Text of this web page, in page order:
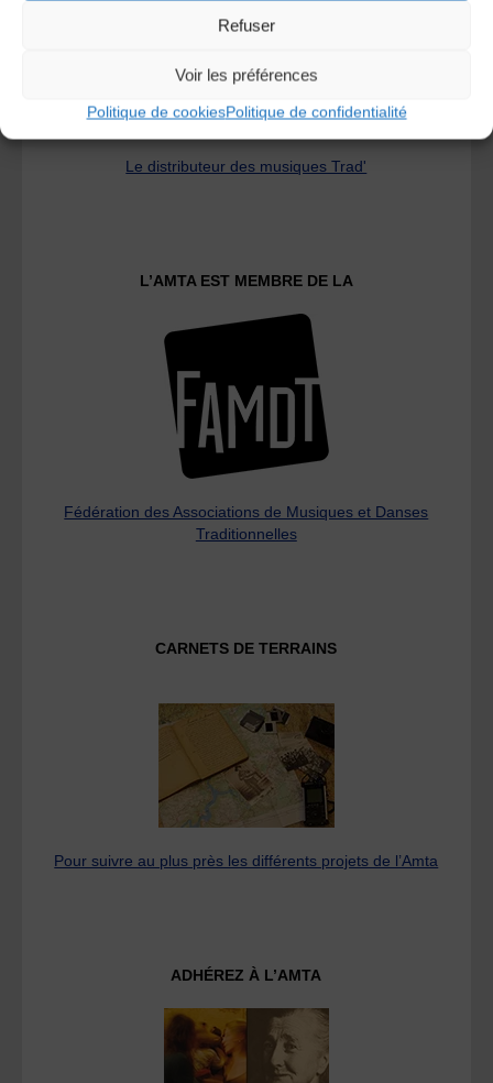
Refuser
Voir les préférences
Politique de cookiesPolitique de confidentialité
Le distributeur des musiques Trad'
L’AMTA EST MEMBRE DE LA
Fédération des Associations de Musiques et Danses
Traditionnelles
CARNETS DE TERRAINS
Pour suivre au plus près les différents projets de l’Amta
ADHÉREZ À L’AMTA